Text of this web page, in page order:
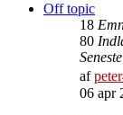
Off topic
18
80
af
06 apr